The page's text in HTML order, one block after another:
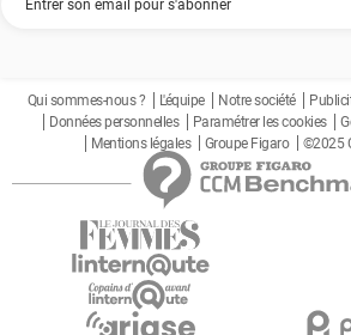
Qui sommes-nous ? L'équipe Notre société
Données personnelles
Paramétrer les cookies
Mentions légales
Groupe Figaro ©2025